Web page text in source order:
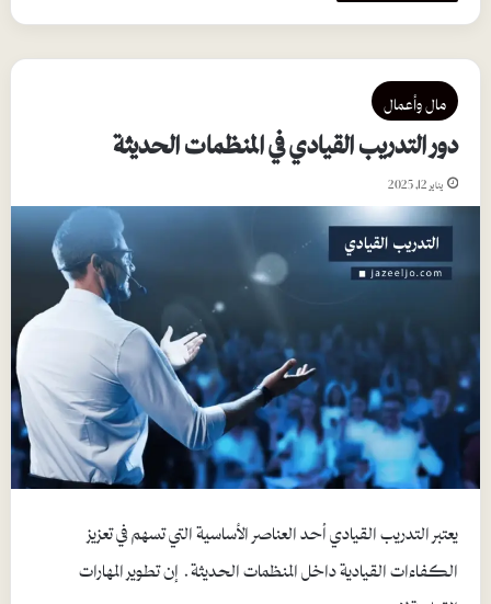
مال وأعمال
دور التدريب القيادي في المنظمات الحديثة
يناير 12, 2025
يعتبر التدريب القيادي أحد العناصر الأساسية التي تسهم في تعزيز
الكفاءات القيادية داخل المنظمات الحديثة. إن تطوير المهارات